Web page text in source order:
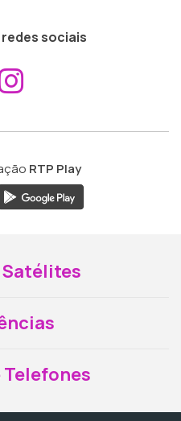
sociais
ao
RTP Play
Satélites
Telefones